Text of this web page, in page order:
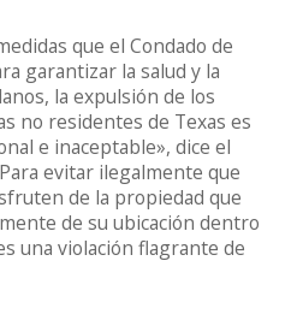
que el Condado de
garantizar la salud y la
la expulsión de los
no residentes de Texas es
e inaceptable», dice el
evitar ilegalmente que
de la propiedad que
de su ubicación dentro
una violación flagrante de